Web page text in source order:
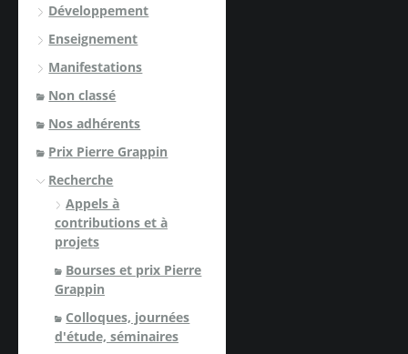
Développement
Enseignement
Manifestations
Non classé
Nos adhérents
Prix Pierre Grappin
Recherche
Appels à
contributions et à
projets
Bourses et prix Pierre
Grappin
Colloques, journées
d'étude, séminaires